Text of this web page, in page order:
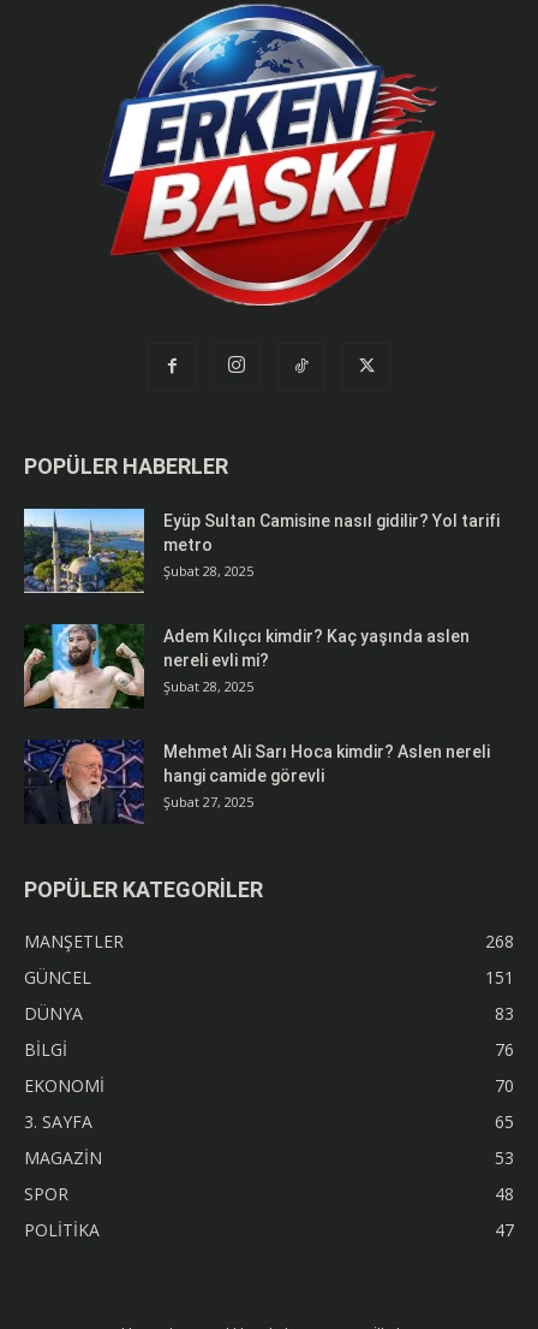
POPÜLER HABERLER
Eyüp Sultan Camisine nasıl gidilir? Yol tarifi
metro
Şubat 28, 2025
Adem Kılıçcı kimdir? Kaç yaşında aslen
nereli evli mi?
Şubat 28, 2025
Mehmet Ali Sarı Hoca kimdir? Aslen nereli
hangi camide görevli
Şubat 27, 2025
POPÜLER KATEGORİLER
MANŞETLER
268
GÜNCEL
151
DÜNYA
83
BİLGİ
76
EKONOMİ
70
3. SAYFA
65
MAGAZİN
53
SPOR
48
POLİTİKA
47